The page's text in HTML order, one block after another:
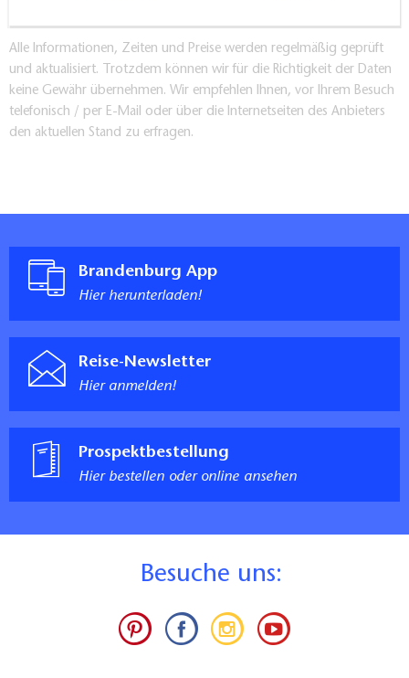
Alle Informationen, Zeiten und Preise werden regelmäßig geprüft
und aktualisiert. Trotzdem können wir für die Richtigkeit der Daten
keine Gewähr übernehmen. Wir empfehlen Ihnen, vor Ihrem Besuch
telefonisch / per E-Mail oder über die Internetseiten des Anbieters
den aktuellen Stand zu erfragen.
Brandenburg App
Hier herunterladen!
Reise-Newsletter
Hier anmelden!
Prospektbestellung
Hier bestellen oder online ansehen
Besuche uns: